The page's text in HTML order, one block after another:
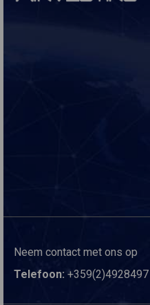
Neem contact met ons op
Telefoon: +359(2)4928497